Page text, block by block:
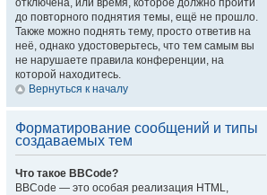
отключена, или время, которое должно пройти
до повторного поднятия темы, ещё не прошло.
Также можно поднять тему, просто ответив на
неё, однако удостоверьтесь, что тем самым вы
не нарушаете правила конференции, на
которой находитесь.
Вернуться к началу
Форматирование сообщений и типы
создаваемых тем
Что такое BBCode?
BBCode — это особая реализация HTML,